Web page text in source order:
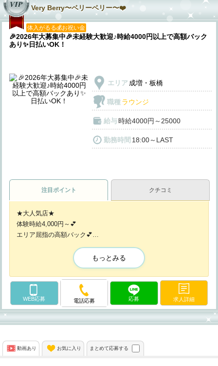
Very Berry〜ベリーベリー〜❤️
体入がるる💰お祝い金
🎉2026年大募集中🎉未経験大歓迎♪時給4000円以上で高額バック
あり✨️日払いOK！
エリア 成増・板橋
職種ラウンジ
給与時給4000円～25000
勤務時間 18:00～LAST
注目ポイント クチコミ
★大人気店★
体験時給4,000円～💕
エリア屈指の高額バック💕
✨見学・体験入店OK
✨無料送り
✨入店祝金あり
✨友達紹介手当あり
✨待機中も時給発生(待機・休憩中に課題をやってもOK)
✨都内美容/ネイル代補助
もっとみる
WEB応募 電話応募 応募 求人詳細
動画あり お気に入り まとめて応募する